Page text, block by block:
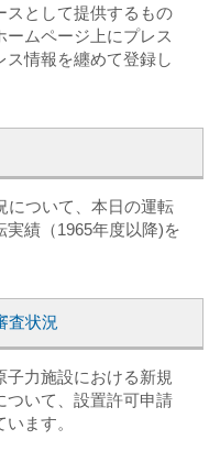
スとして提供するもの
ームページ上にプレス
情報を纏めて登録し
について、本日の運転
績（1965年度以降)を
査状況
子力施設における新規
ついて、設置許可申請
ます。